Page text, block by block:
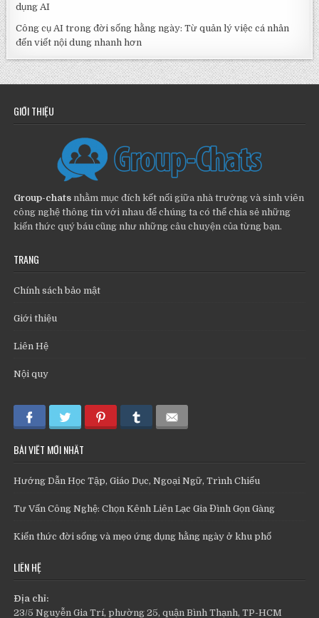
dụng AI
Công cụ AI trong đời sống hằng ngày: Từ quản lý việc cá nhân
đến viết nội dung nhanh hơn
GIỚI THIỆU
Group-chats nhằm mục đích kết nối giữa nhà trường và sinh viên
công nghệ thông tin với nhau để chúng ta có thể chia sẻ những
kiến thức quý báu cũng như những câu chuyện của từng bạn.
TRANG
Chính sách bảo mật
Giới thiệu
Liên Hệ
Nội quy
BÀI VIẾT MỚI NHẤT
Hướng Dẫn Học Tập, Giáo Dục, Ngoại Ngữ, Trình Chiếu
Tư Vấn Công Nghệ: Chọn Kênh Liên Lạc Gia Đình Gọn Gàng
Kiến thức đời sống và mẹo ứng dụng hằng ngày ở khu phố
LIÊN HỆ
Địa chỉ:
23/5 Nguyễn Gia Trí, phường 25, quận Bình Thạnh, TP-HCM